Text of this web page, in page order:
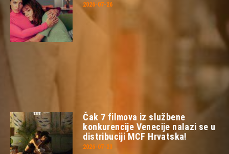
2026-07-26
Čak 7 filmova iz službene
konkurencije Venecije nalazi se u
distribuciji MCF Hrvatska!
2026-07-23